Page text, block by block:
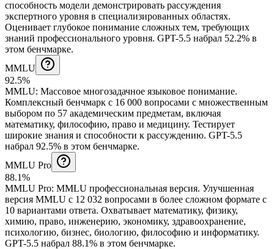
способность модели демонстрировать рассуждения
экспертного уровня в специализированных областях.
Оценивает глубокое понимание сложных тем, требующих
знаний профессионального уровня. GPT-5.5 набрал 52.2% в
этом бенчмарке.
MMLU
92.5%
MMLU: Массовое многозадачное языковое понимание.
Комплексный бенчмарк с 16 000 вопросами с множественным
выбором по 57 академическим предметам, включая
математику, философию, право и медицину. Тестирует
широкие знания и способности к рассуждению. GPT-5.5
набрал 92.5% в этом бенчмарке.
MMLU Pro
88.1%
MMLU Pro: MMLU профессиональная версия. Улучшенная
версия MMLU с 12 032 вопросами в более сложном формате с
10 вариантами ответа. Охватывает математику, физику,
химию, право, инженерию, экономику, здравоохранение,
психологию, бизнес, биологию, философию и информатику.
GPT-5.5 набрал 88.1% в этом бенчмарке.